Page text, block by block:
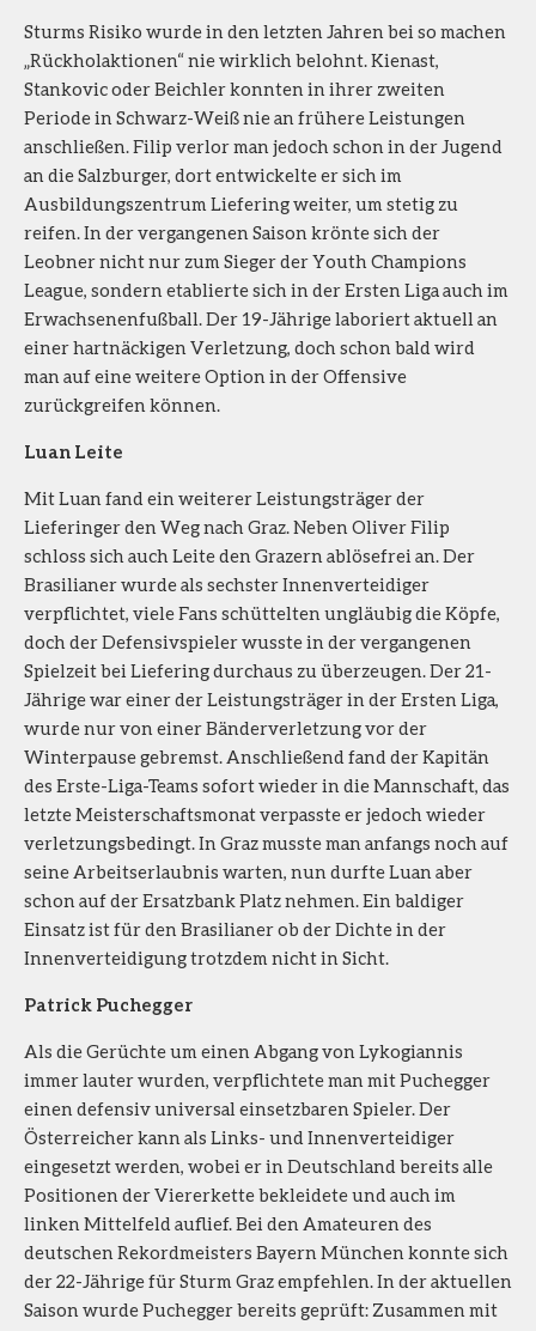
Sturms Risiko wurde in den letzten Jahren bei so machen
„Rückholaktionen“ nie wirklich belohnt. Kienast,
Stankovic oder Beichler konnten in ihrer zweiten
Periode in Schwarz-Weiß nie an frühere Leistungen
anschließen. Filip verlor man jedoch schon in der Jugend
an die Salzburger, dort entwickelte er sich im
Ausbildungszentrum Liefering weiter, um stetig zu
reifen. In der vergangenen Saison krönte sich der
Leobner nicht nur zum Sieger der Youth Champions
League, sondern etablierte sich in der Ersten Liga auch im
Erwachsenenfußball. Der 19-Jährige laboriert aktuell an
einer hartnäckigen Verletzung, doch schon bald wird
man auf eine weitere Option in der Offensive
zurückgreifen können.
Luan Leite
Mit Luan fand ein weiterer Leistungsträger der
Lieferinger den Weg nach Graz. Neben Oliver Filip
schloss sich auch Leite den Grazern ablösefrei an. Der
Brasilianer wurde als sechster Innenverteidiger
verpflichtet, viele Fans schüttelten ungläubig die Köpfe,
doch der Defensivspieler wusste in der vergangenen
Spielzeit bei Liefering durchaus zu überzeugen. Der 21-
Jährige war einer der Leistungsträger in der Ersten Liga,
wurde nur von einer Bänderverletzung vor der
Winterpause gebremst. Anschließend fand der Kapitän
des Erste-Liga-Teams sofort wieder in die Mannschaft, das
letzte Meisterschaftsmonat verpasste er jedoch wieder
verletzungsbedingt. In Graz musste man anfangs noch auf
seine Arbeitserlaubnis warten, nun durfte Luan aber
schon auf der Ersatzbank Platz nehmen. Ein baldiger
Einsatz ist für den Brasilianer ob der Dichte in der
Innenverteidigung trotzdem nicht in Sicht.
Patrick Puchegger
Als die Gerüchte um einen Abgang von Lykogiannis
immer lauter wurden, verpflichtete man mit Puchegger
einen defensiv universal einsetzbaren Spieler. Der
Österreicher kann als Links- und Innenverteidiger
eingesetzt werden, wobei er in Deutschland bereits alle
Positionen der Viererkette bekleidete und auch im
linken Mittelfeld auflief. Bei den Amateuren des
deutschen Rekordmeisters Bayern München konnte sich
der 22-Jährige für Sturm Graz empfehlen. In der aktuellen
Saison wurde Puchegger bereits geprüft: Zusammen mit